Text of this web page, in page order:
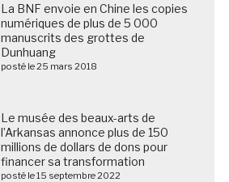
La BNF envoie en Chine les copies
numériques de plus de 5 000
manuscrits des grottes de
Dunhuang
posté le 25 mars 2018
Le musée des beaux-arts de
l’Arkansas annonce plus de 150
millions de dollars de dons pour
financer sa transformation
posté le 15 septembre 2022